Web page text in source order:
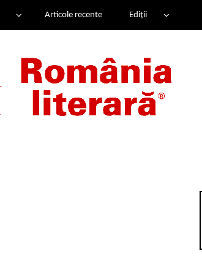
Articole recente Ediții